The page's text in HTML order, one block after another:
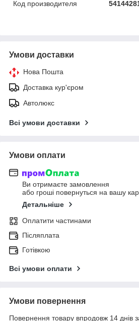
Код производителя
Умови доставки
Нова Пошта
Доставка кур'єром
Автолюкс
Всі умови доставки
Умови оплати
Ви отримаєте замовлення
або гроші повернуться на вашу
Детальніше
Оплатити частинами
Післяплата
Готівкою
Всі умови оплати
Умови повернення
Повернення товару впродовж 14 днів